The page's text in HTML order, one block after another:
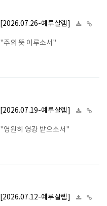
[2026.07.26-예루살렘]
"주의 뜻 이루소서"
[2026.07.19-예루살렘]
"영원히 영광 받으소서"
[2026.07.12-예루살렘]